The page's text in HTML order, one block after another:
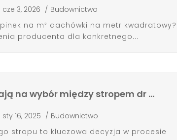
cze 3, 2026 / Budownictwo
na m² dachówki na metr kwadratowy?
producenta dla konkretnego...
na wybór między stropem dr …
sty 16, 2025 / Budownictwo
stropu to kluczowa decyzja w procesie